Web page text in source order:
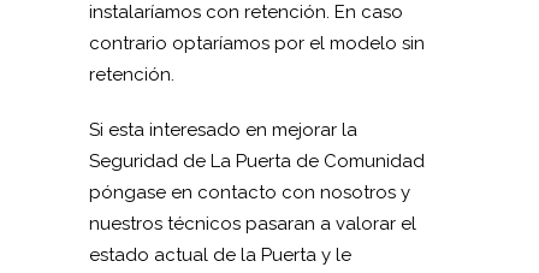
instalaríamos con retención. En caso
contrario optaríamos por el modelo sin
retención.
Si esta interesado en mejorar la
Seguridad de La Puerta de Comunidad
póngase en contacto con nosotros y
nuestros técnicos pasaran a valorar el
estado actual de la Puerta y le